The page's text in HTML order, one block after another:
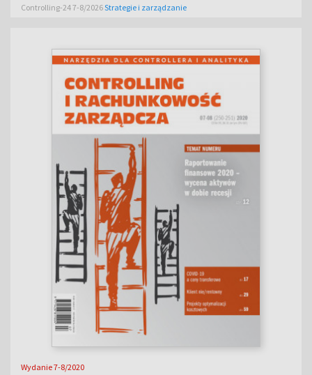
Wydanie 7-8/2020
Controlling-24 7-8/2026Strategie i zarządzanie